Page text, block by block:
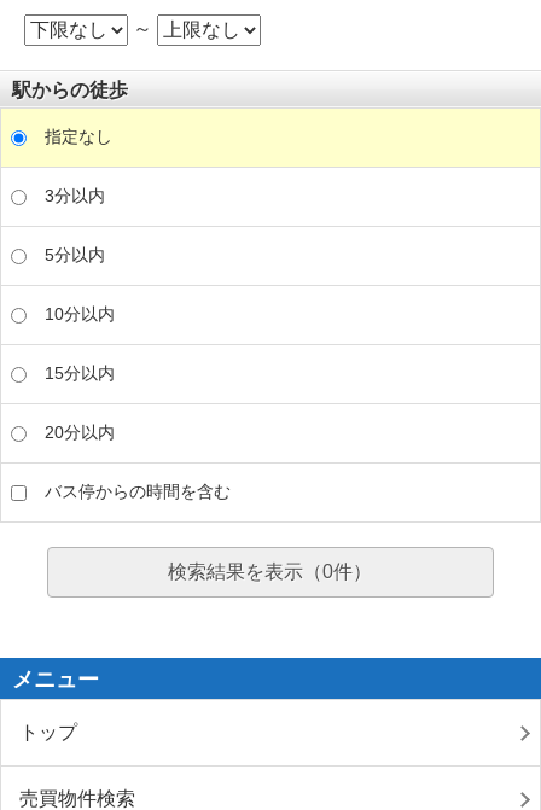
～
駅からの徒歩
指定なし
3分以内
5分以内
10分以内
15分以内
20分以内
バス停からの時間を含む
検索結果を表示（0件）
メニュー
トップ
売買物件検索